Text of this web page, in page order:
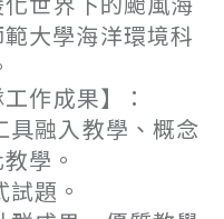
大學海洋環境科
作成果】：
融入教學、概念
學。
題。